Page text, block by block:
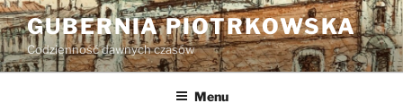
Przejdź
do
treści
GUBERNIA PIOTRKOWSKA
Codzienność dawnych czasów
Menu